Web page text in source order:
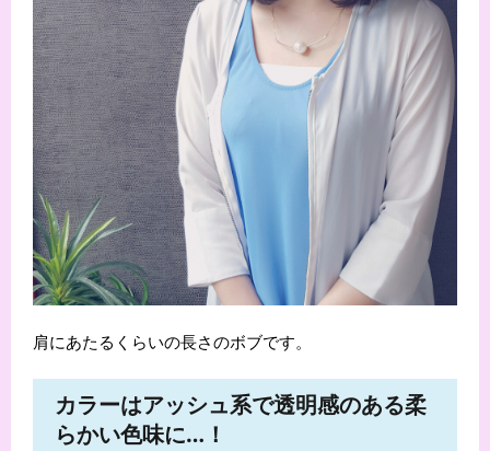
肩にあたるくらいの長さのボブです。
カラーはアッシュ系で透明感のある柔
らかい色味に…！